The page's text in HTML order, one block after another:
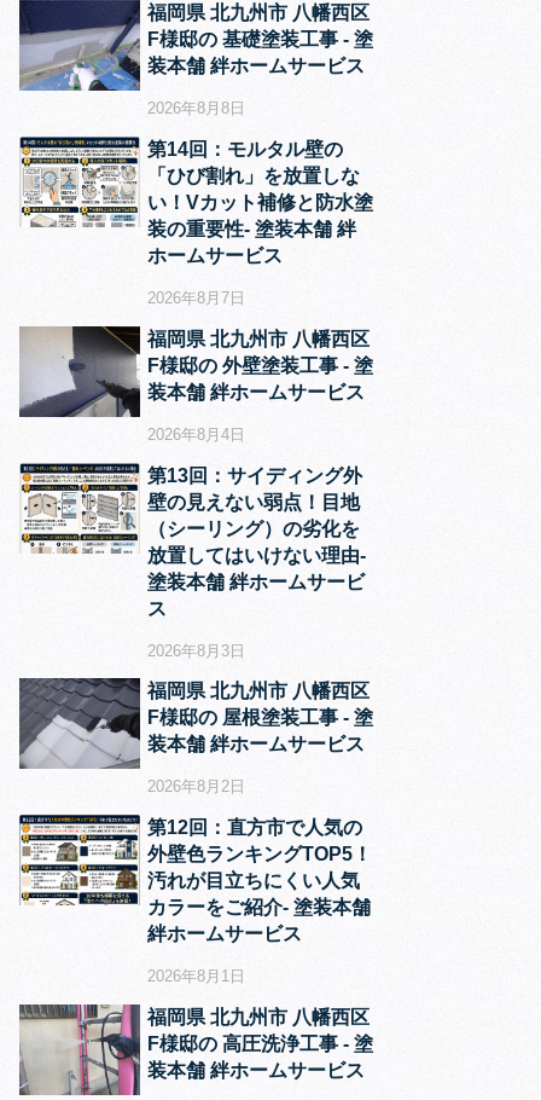
福岡県 北九州市 八幡西区
F様邸の 基礎塗装工事 ‐ 塗
装本舗 絆ホームサービス
2026年8月8日
第14回：モルタル壁の
「ひび割れ」を放置しな
い！Vカット補修と防水塗
装の重要性‐ 塗装本舗 絆
ホームサービス
2026年8月7日
福岡県 北九州市 八幡西区
F様邸の 外壁塗装工事 ‐ 塗
装本舗 絆ホームサービス
2026年8月4日
第13回：サイディング外
壁の見えない弱点！目地
（シーリング）の劣化を
放置してはいけない理由‐
塗装本舗 絆ホームサービ
ス
2026年8月3日
福岡県 北九州市 八幡西区
F様邸の 屋根塗装工事 ‐ 塗
装本舗 絆ホームサービス
2026年8月2日
第12回：直方市で人気の
外壁色ランキングTOP5！
汚れが目立ちにくい人気
カラーをご紹介‐ 塗装本舗
絆ホームサービス
2026年8月1日
福岡県 北九州市 八幡西区
F様邸の 高圧洗浄工事 ‐ 塗
装本舗 絆ホームサービス